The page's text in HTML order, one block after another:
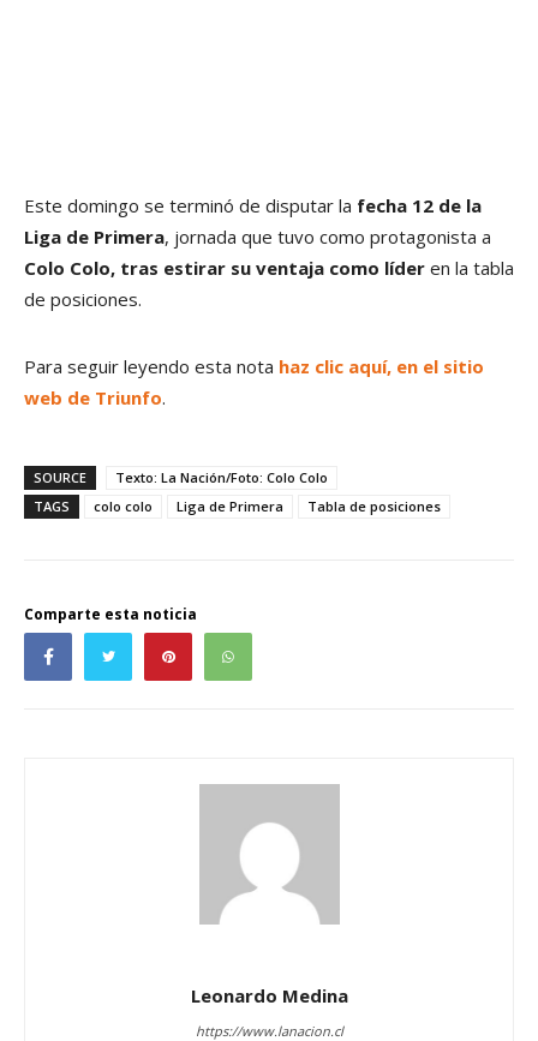
Este domingo se terminó de disputar la fecha 12 de la
Liga de Primera, jornada que tuvo como protagonista a
Colo Colo, tras estirar su ventaja como líder en la tabla
de posiciones.
Para seguir leyendo esta nota haz clic aquí, en el sitio
web de Triunfo.
SOURCE
Texto: La Nación/Foto: Colo Colo
TAGS
colo colo Liga de Primera Tabla de posiciones
Comparte esta noticia
Leonardo Medina
https://www.lanacion.cl